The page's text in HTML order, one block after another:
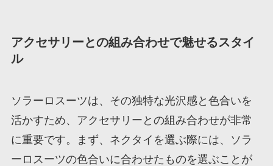
アクセサリーとの組み合わせで魅せるスタイ
ル
ソラーロスーツは、その独特な光沢感と色合いを
活かすため、アクセサリーとの組み合わせが非常
に重要です。まず、ネクタイを選ぶ際には、ソラ
ーロスーツの色合いに合わせたものを選ぶことが